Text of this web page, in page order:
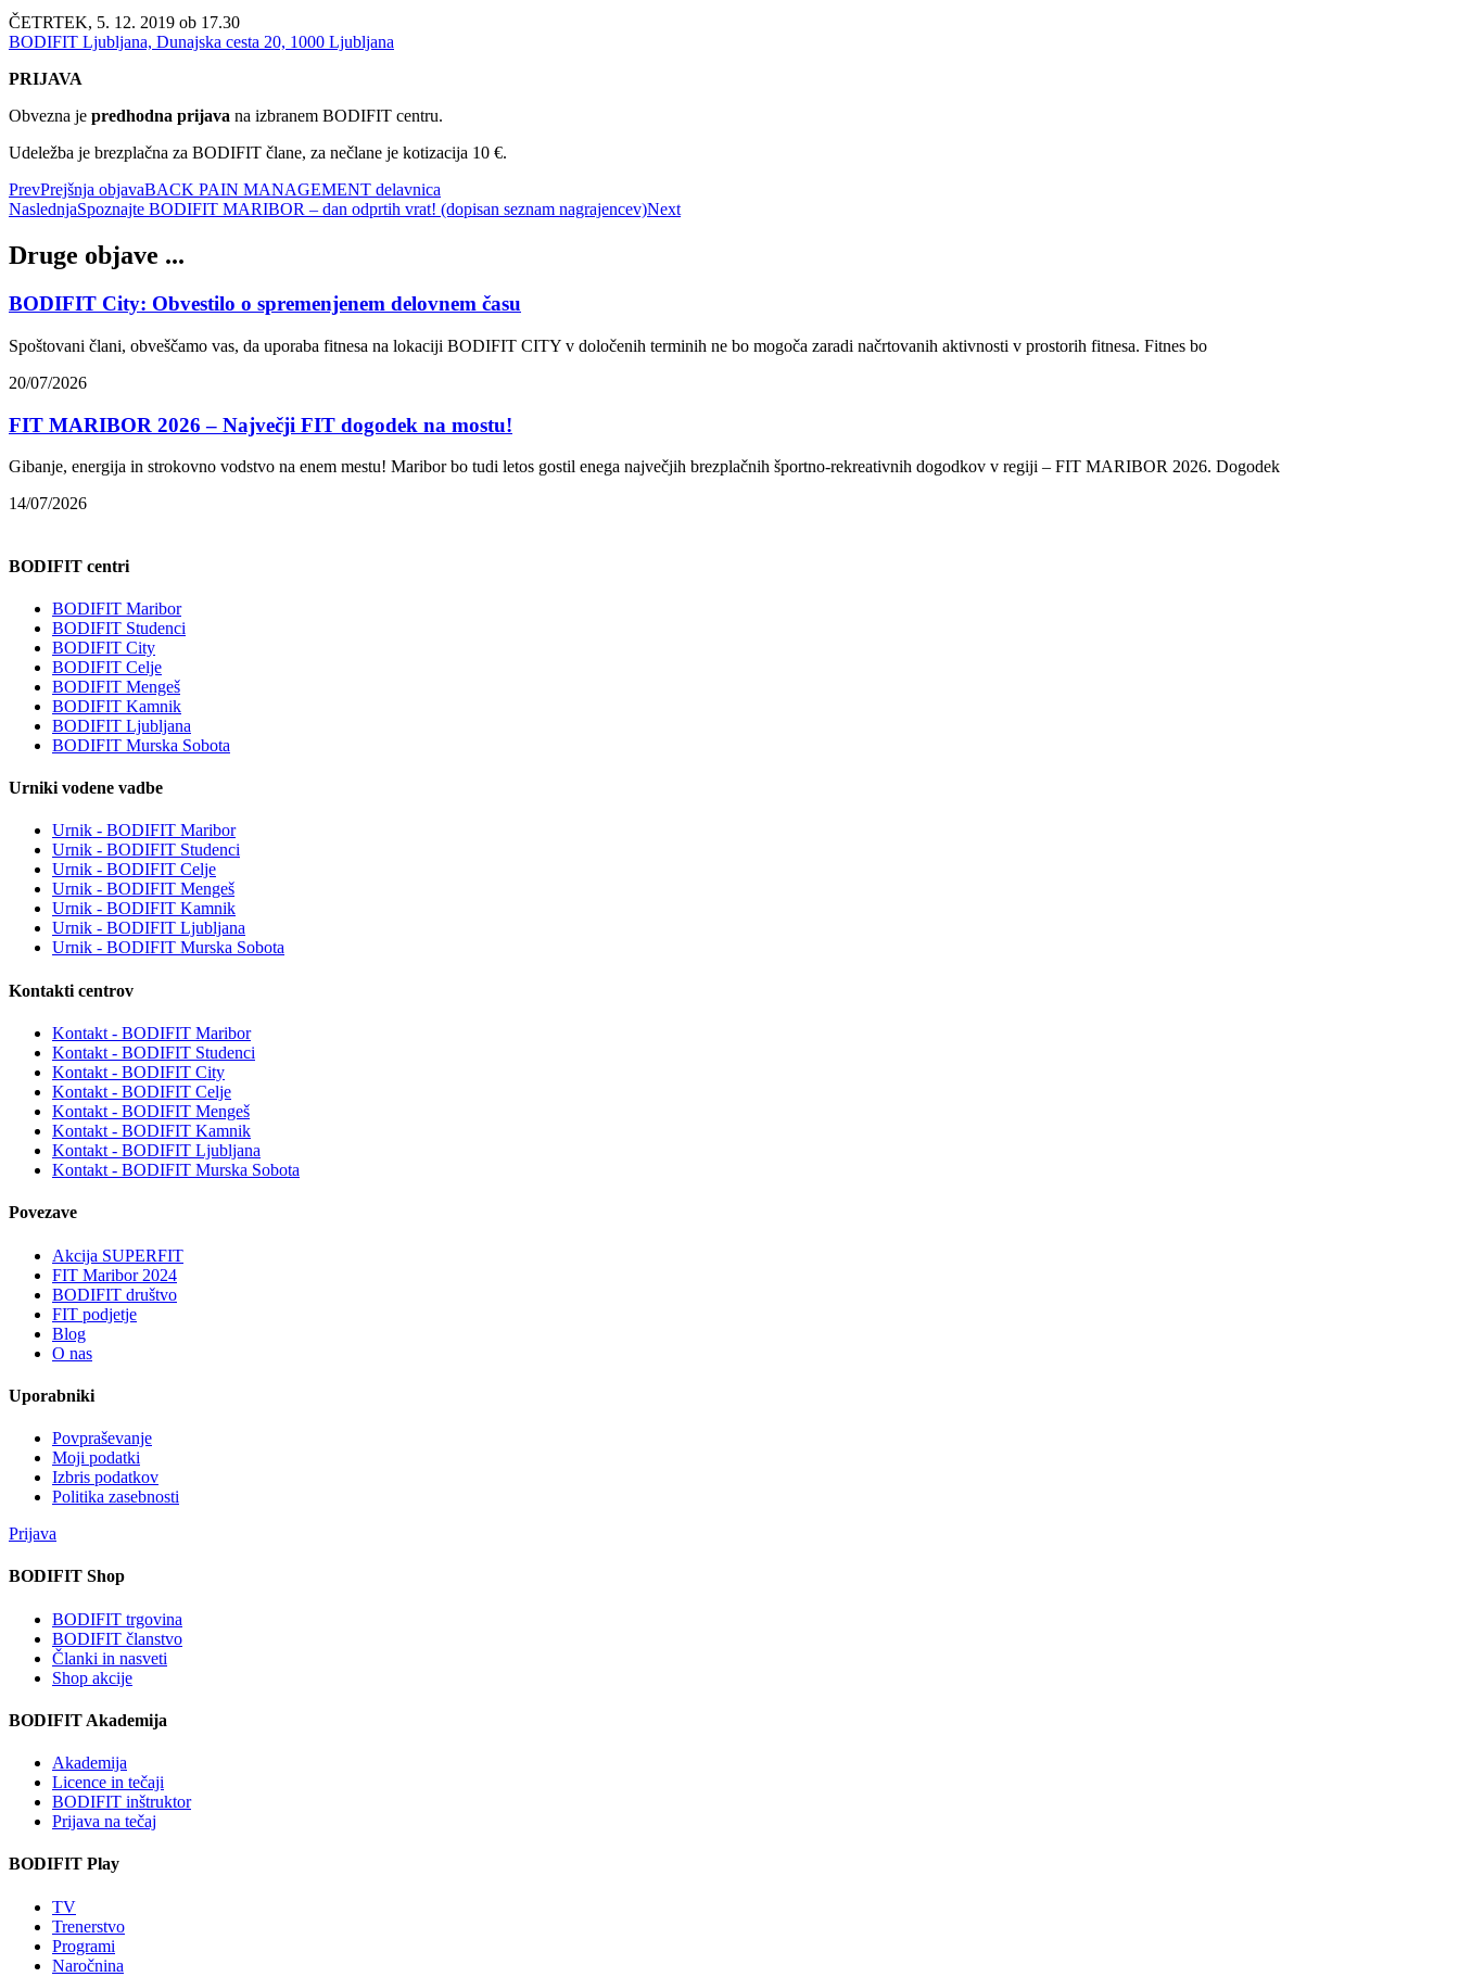
ČETRTEK, 5. 12. 2019 ob 17.30
BODIFIT Ljubljana, Dunajska cesta 20, 1000 Ljubljana
PRIJAVA
Obvezna je predhodna prijava na izbranem BODIFIT centru.
Udeležba je brezplačna za BODIFIT člane, za nečlane je kotizacija 10 €.
PrevPrejšnja objavaBACK PAIN MANAGEMENT delavnica
NaslednjaSpoznajte BODIFIT MARIBOR – dan odprtih vrat! (dopisan seznam nagrajencev)Next
Druge objave ...
BODIFIT City: Obvestilo o spremenjenem delovnem času
Spoštovani člani, obveščamo vas, da uporaba fitnesa na lokaciji BODIFIT CITY v določenih terminih ne bo mogoča zaradi načrtovanih aktivnosti v prostorih fitnesa. Fitnes bo
20/07/2026
FIT MARIBOR 2026 – Največji FIT dogodek na mostu!
Gibanje, energija in strokovno vodstvo na enem mestu! Maribor bo tudi letos gostil enega največjih brezplačnih športno-rekreativnih dogodkov v regiji – FIT MARIBOR 2026. Dogodek
14/07/2026
BODIFIT centri
BODIFIT Maribor
BODIFIT Studenci
BODIFIT City
BODIFIT Celje
BODIFIT Mengeš
BODIFIT Kamnik
BODIFIT Ljubljana
BODIFIT Murska Sobota
Urniki vodene vadbe
Urnik - BODIFIT Maribor
Urnik - BODIFIT Studenci
Urnik - BODIFIT Celje
Urnik - BODIFIT Mengeš
Urnik - BODIFIT Kamnik
Urnik - BODIFIT Ljubljana
Urnik - BODIFIT Murska Sobota
Kontakti centrov
Kontakt - BODIFIT Maribor
Kontakt - BODIFIT Studenci
Kontakt - BODIFIT City
Kontakt - BODIFIT Celje
Kontakt - BODIFIT Mengeš
Kontakt - BODIFIT Kamnik
Kontakt - BODIFIT Ljubljana
Kontakt - BODIFIT Murska Sobota
Povezave
Akcija SUPERFIT
FIT Maribor 2024
BODIFIT društvo
FIT podjetje
Blog
O nas
Uporabniki
Povpraševanje
Moji podatki
Izbris podatkov
Politika zasebnosti
Prijava
BODIFIT Shop
BODIFIT trgovina
BODIFIT članstvo
Članki in nasveti
Shop akcije
BODIFIT Akademija
Akademija
Licence in tečaji
BODIFIT inštruktor
Prijava na tečaj
BODIFIT Play
TV
Trenerstvo
Programi
Naročnina